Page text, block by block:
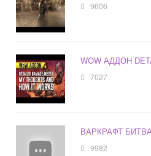
9606
WOW АДДОН
7027
ВАРКРАФТ
9982